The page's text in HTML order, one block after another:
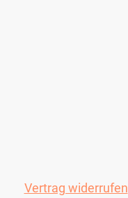
Vertrag widerrufen